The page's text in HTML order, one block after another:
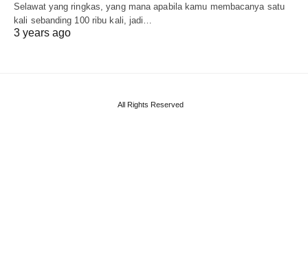
Selawat yang ringkas, yang mana apabila kamu membacanya satu
kali sebanding 100 ribu kali, jadi…
3 years ago
All Rights Reserved